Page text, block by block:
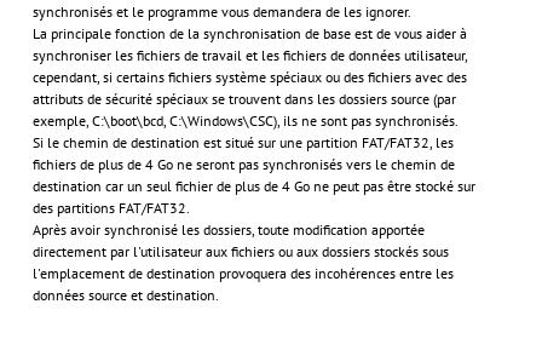
synchronisés et le programme vous demandera de les ignorer.
La principale fonction de la synchronisation de base est de vous aider à
synchroniser les fichiers de travail et les fichiers de données utilisateur,
cependant, si certains fichiers système spéciaux ou des fichiers avec des
attributs de sécurité spéciaux se trouvent dans les dossiers source (par
exemple, C:\boot\bcd, C:\Windows\CSC), ils ne sont pas synchronisés.
Si le chemin de destination est situé sur une partition FAT/FAT32, les
fichiers de plus de 4 Go ne seront pas synchronisés vers le chemin de
destination car un seul fichier de plus de 4 Go ne peut pas être stocké sur
des partitions FAT/FAT32.
Après avoir synchronisé les dossiers, toute modification apportée
directement par l'utilisateur aux fichiers ou aux dossiers stockés sous
l'emplacement de destination provoquera des incohérences entre les
données source et destination.